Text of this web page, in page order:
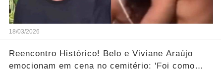
18/03/2026
Reencontro Histórico! Belo e Viviane Araújo
emocionam em cena no cemitério: 'Foi como